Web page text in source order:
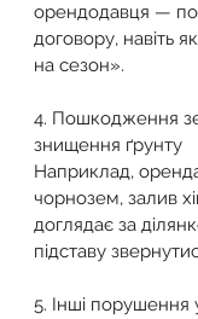
орендодавця —
договору, навіть
на сезон».
4. Пошкодження
знищення ґрунту
Наприклад,
чорнозем, залив
доглядає за
підставу
5. Інші